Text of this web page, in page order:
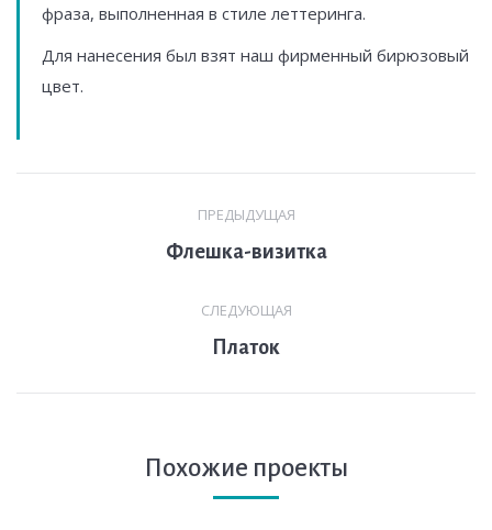
фраза, выполненная в стиле леттеринга.
Для нанесения был взят наш фирменный бирюзовый
цвет.
ПРЕДЫДУЩАЯ
Предыдущая
Флешка-визитка
СЛЕДУЮЩАЯ
След.
Платок
Похожие проекты